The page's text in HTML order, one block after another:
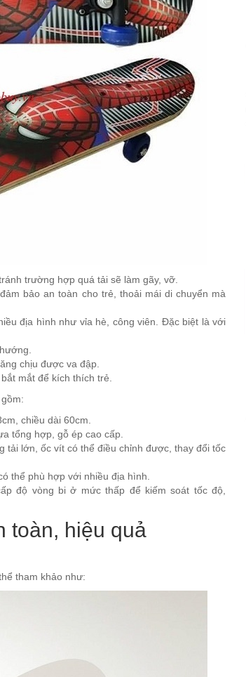
trường hợp quá tải sẽ làm gãy, vỡ.
bảo an toàn cho trẻ, thoải mái di chuyển mà
địa hình như vỉa hè, công viên. Đặc biệt là với
chịu được va đập.
mắt để kích thích trẻ.
chiều dài 60cm.
tổng hợp, gỗ ép cao cấp.
tải lớn, ốc vít có thể điều chỉnh được, thay đổi tốc
thể phù hợp với nhiều địa hình.
độ vòng bi ở mức thấp để kiếm soát tốc độ,
toàn, hiệu quả
tham khảo như: